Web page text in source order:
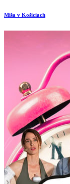
Miša v Košiciach